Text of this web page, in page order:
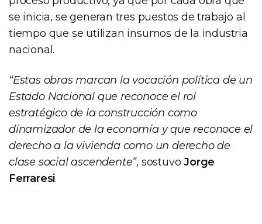
se inicia, se generan tres puestos de trabajo al
tiempo que se utilizan insumos de la industria
nacional.
“Estas obras marcan la vocación política de un
Estado Nacional que reconoce el rol
estratégico de la construcción como
dinamizador de la economía y que reconoce el
derecho a la vivienda como un derecho de
clase social ascendente”, sostuvoJorge
Ferraresi.